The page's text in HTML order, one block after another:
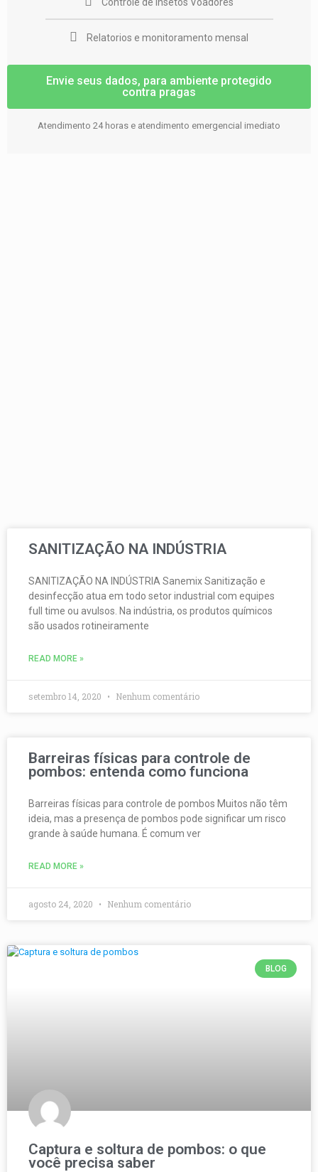
Relatorios e monitoramento mensal
Envie seus dados, para ambiente protegido
contra pragas
Atendimento 24 horas e atendimento emergencial imediato
SANITIZAÇÃO NA INDÚSTRIA
SANITIZAÇÃO NA INDÚSTRIA Sanemix Sanitização e
desinfecção atua em todo setor industrial com equipes
full time ou avulsos. Na indústria, os produtos químicos
são usados rotineiramente
READ MORE »
setembro 14, 2020 Nenhum comentário
Barreiras físicas para controle de
pombos: entenda como funciona
Barreiras físicas para controle de pombos Muitos não têm
ideia, mas a presença de pombos pode significar um risco
grande à saúde humana. É comum ver
READ MORE »
agosto 24, 2020 Nenhum comentário
BLOG
Captura e soltura de pombos: o que
você precisa saber